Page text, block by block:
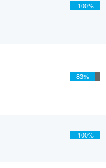
100%
83%
100%